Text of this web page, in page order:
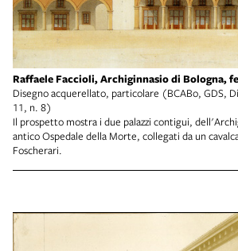
Raffaele Faccioli, Archiginnasio di Bologna,
Disegno acquerellato, particolare (BCABo, GDS,
11, n. 8)
Il prospetto mostra i due palazzi contigui,
antico Ospedale della Morte, collegati da un
Foscherari.